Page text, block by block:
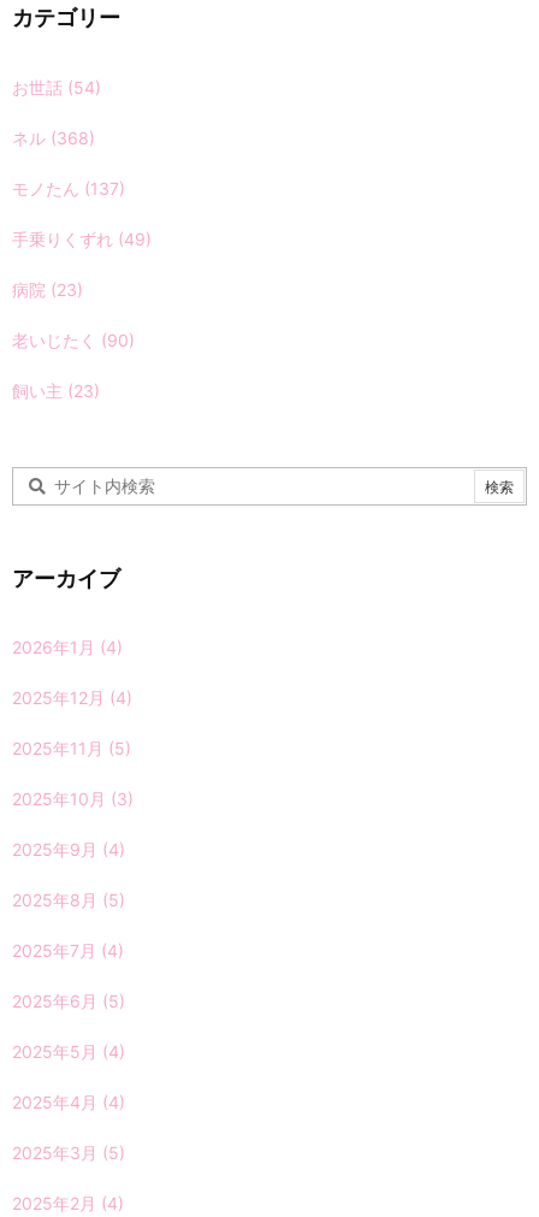
カテゴリー
お世話 (54)
ネル (368)
モノたん (137)
手乗りくずれ (49)
病院 (23)
老いじたく (90)
飼い主 (23)
アーカイブ
2026年1月 (4)
2025年12月 (4)
2025年11月 (5)
2025年10月 (3)
2025年9月 (4)
2025年8月 (5)
2025年7月 (4)
2025年6月 (5)
2025年5月 (4)
2025年4月 (4)
2025年3月 (5)
2025年2月 (4)